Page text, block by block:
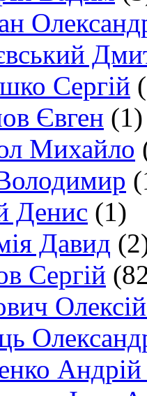
Сергій
Євген (1)
Михайло
Денис (1)
Давид
Сергій
Андрій